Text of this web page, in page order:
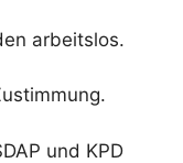
arbeitslos.
und KPD